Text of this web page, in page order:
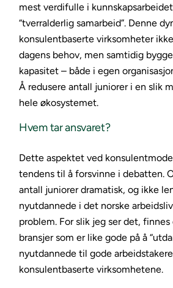
mest verdifulle i
“tverralderlig samarbeid”. Denne
konsulentbaserte virksomheter
dagens behov, men samtidig
kapasitet – både i egen
Å redusere antall juniorer i en slik
hele økosystemet.
Hvem tar ansvaret?
Dette aspektet ved
tendens til å forsvinne i debatten.
antall juniorer dramatisk, og ikke
nyutdannede i det norske
problem. For slik jeg ser det,
bransjer som er like gode på å
nyutdannede til gode
konsulentbaserte virksomhetene.